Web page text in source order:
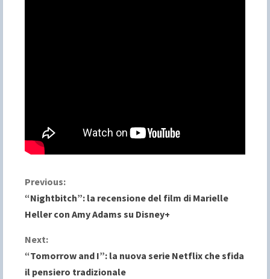
C
o
n
t
Previous:
“Nightbitch”: la recensione del film di Marielle
Heller con Amy Adams su Disney+
Next:
“Tomorrow and I”: la nuova serie Netflix che sfida
il pensiero tradizionale